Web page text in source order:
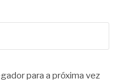
para a próxima vez